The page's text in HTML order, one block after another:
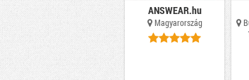
ANSWEAR.hu
Magyarország